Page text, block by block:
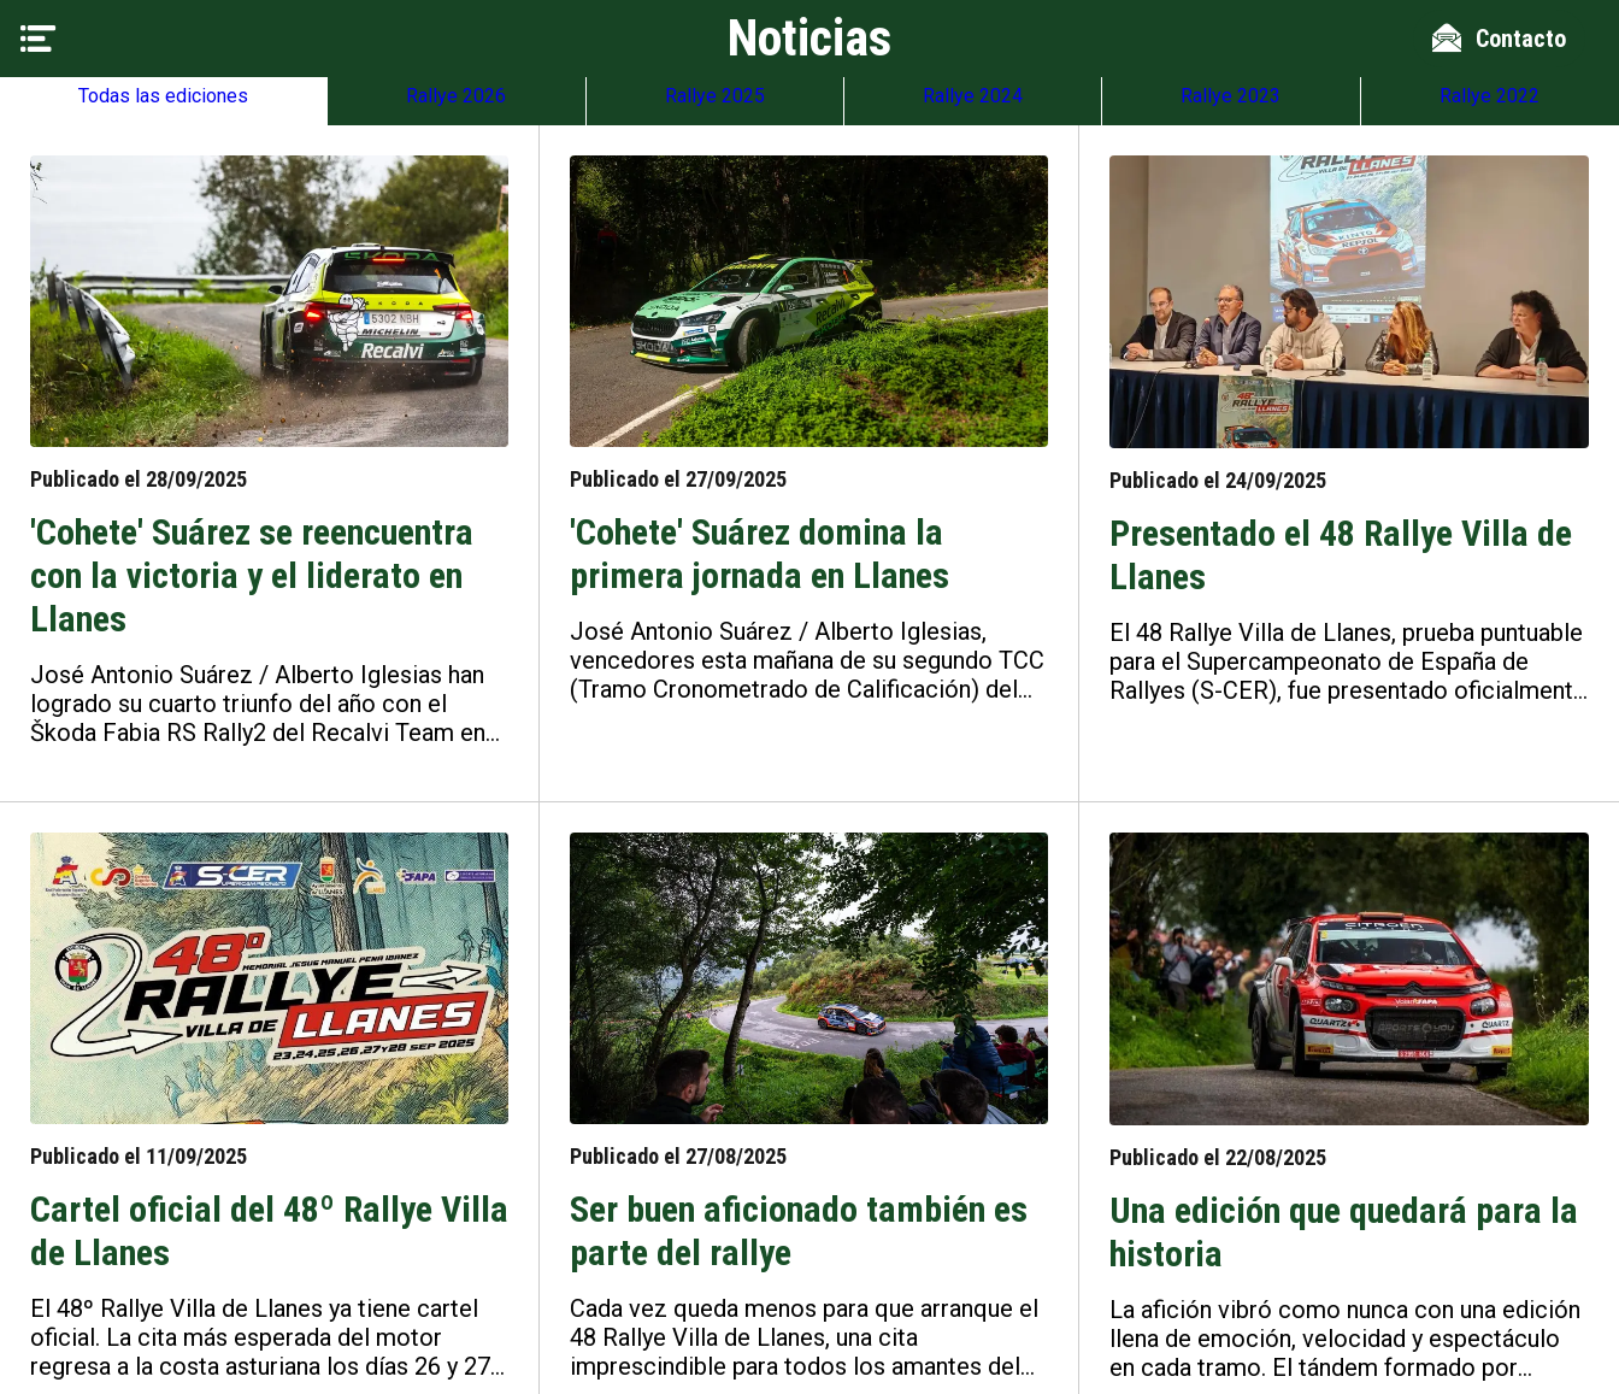
Noticias Contacto
Todas las ediciones Rallye 2026 Rallye 2025 Rallye 2024 Rallye 2023 Rallye 2022
Publicado el 28/09/2025
'Cohete' Suárez se reencuentra
con la victoria y el liderato en
Llanes
José Antonio Suárez / Alberto Iglesias han
logrado su cuarto triunfo del año con el
Škoda Fabia RS Rally2 del Recalvi Team en
automáticamente el liderato del S-CER
(Supercampeonato de España de Rallyes).
Publicado el 27/09/2025
'Cohete' Suárez domina la
primera jornada en Llanes
José Antonio Suárez / Alberto Iglesias,
vencedores esta mañana de su segundo TCC
(Tramo Cronometrado de Calificación) del
destacándose al frente de la clasificación
por 29.5 segundos.
Publicado el 24/09/2025
Presentado el 48 Rallye Villa de
Llanes
El 48 Rallye Villa de Llanes, prueba puntuable
para el Supercampeonato de España de
Rallyes (S-CER), fue presentado oficialmente
reunió a los principales responsables de la
organización en un ambiente de expectación
ante la inminente celebración de la prueba
asturiana.
Publicado el 11/09/2025
Cartel oficial del 48º Rallye Villa
de Llanes
El 48º Rallye Villa de Llanes ya tiene cartel
oficial. La cita más esperada del motor
regresa a la costa asturiana los días 26 y 27
Publicado el 27/08/2025
Ser buen aficionado también es
parte del rallye
Cada vez queda menos para que arranque el
48 Rallye Villa de Llanes, una cita
imprescindible para todos los amantes del
Publicado el 22/08/2025
Una edición que quedará para la
historia
La afición vibró como nunca con una edición
llena de emoción, velocidad y espectáculo
en cada tramo. El tándem formado por